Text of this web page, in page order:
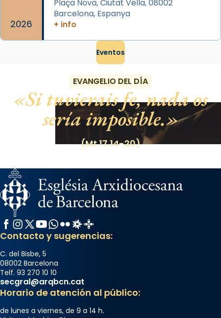
2026
Plaça Nova, Ciutat Vella, 08002
Barcelona, Espanya
+ info
Eventos
EVANGELIO DEL DÍA
Si tuvierais fe, nada os
sería imposible.
(Mt 17,14-20)
Facebook
Instagram
X / Twitter
YouTube
WhatsApp
FlickrRadio Estel
Catalunya Cristiana
Contacto y sugerencias:
C. del Bisbe, 5
08002 Barcelona
Telf. 93 270 10 10
secgral@arqbcn.cat
Horario de atención al público:
de lunes a viernes, de 9 a 14 h.